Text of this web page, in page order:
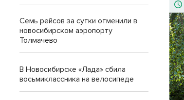
Семь рейсов за сутки отменили в
новосибирском аэропорту
Толмачево
В Новосибирске «Лада» сбила
восьмиклассника на велосипеде